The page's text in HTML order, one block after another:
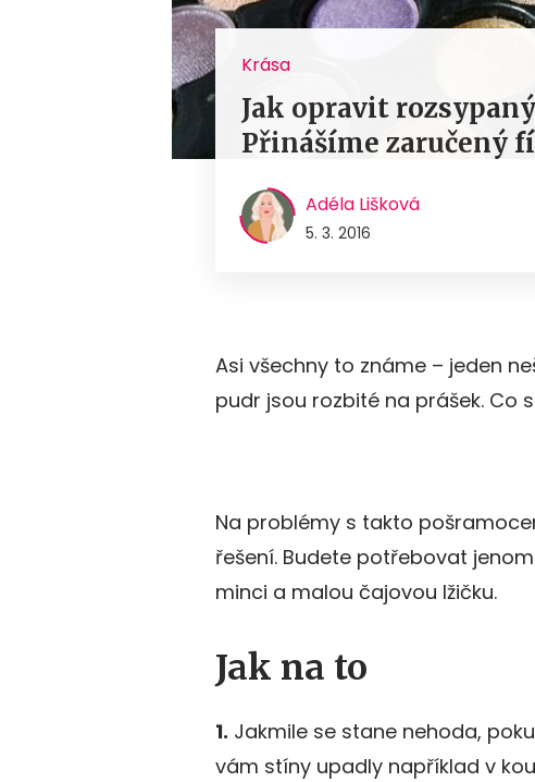
Krása
Jak opravit
Přinášíme zaručený
Adéla Lišková
5. 3. 2016
Asi všechny to známe – jeden
pudr jsou rozbité na prášek. Co
Na problémy s takto
řešení. Budete potřebovat
minci a malou čajovou lžičku.
Jak na to
1. Jakmile se stane nehoda,
vám stíny upadly například v